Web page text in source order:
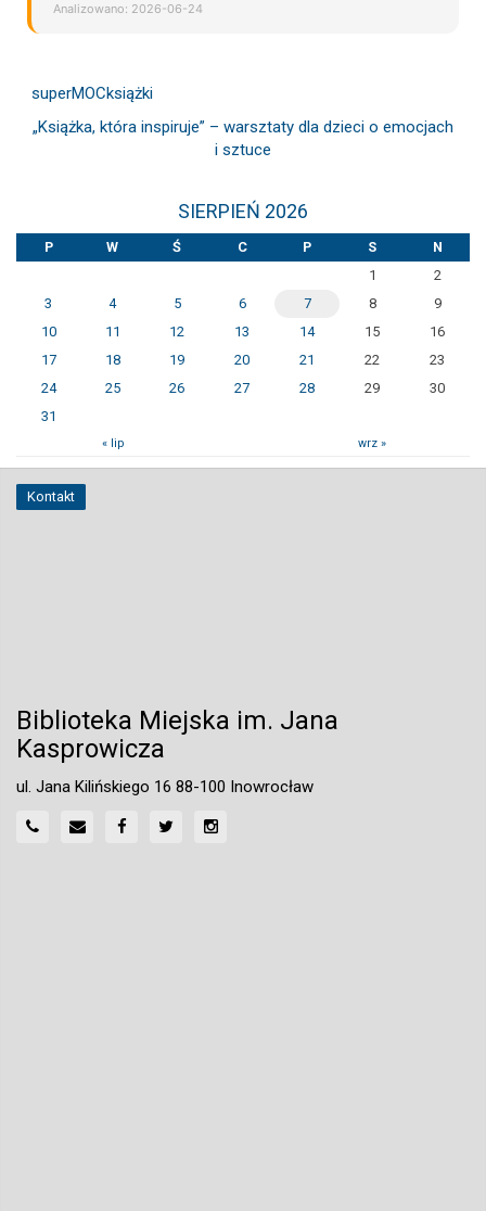
Analizowano: 2026-06-24
superMOCksiążki
„Książka, która inspiruje” – warsztaty dla dzieci o emocjach
i sztuce
SIERPIEŃ 2026
P W Ś C P S
N
1
2
3
4 5 6 7 8
9
10
11 12 13 14 15
16
17
18 19 20 21 22
23
24
25 26 27 28 29
30
31
« lip wrz »
Kontakt
Biblioteka Miejska im. Jana
Kasprowicza
ul. Jana Kilińskiego 16 88-100 Inowrocław